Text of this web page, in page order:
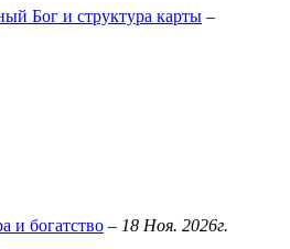
Бог и структура карты –
и богатство – 18 Ноя. 2026г.